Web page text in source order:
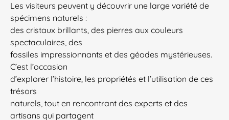
Les visiteurs peuvent y découvrir une large variété de
spécimens naturels :
des cristaux brillants, des pierres aux couleurs
spectaculaires, des
fossiles impressionnants et des géodes mystérieuses.
C’est l’occasion
d’explorer l’histoire, les propriétés et l’utilisation de ces
trésors
naturels, tout en rencontrant des experts et des
artisans qui partagent